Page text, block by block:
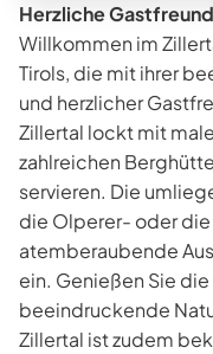
Herzliche
Willkommen im
Tirols, die mit ihrer
und herzlicher
Zillertal lockt mit
zahlreichen
servieren. Die
die Olperer- oder
atemberaubende
ein. Genießen Sie
beeindruckende
Zillertal ist zudem